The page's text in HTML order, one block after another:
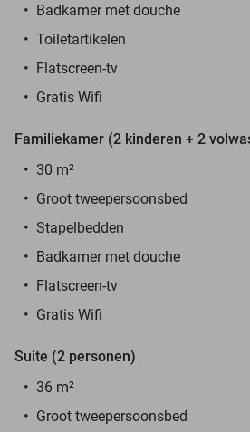
Badkamer met douche
Toiletartikelen
Flatscreen-tv
Gratis Wifi
Familiekamer (2 kinderen + 2
30 m²
Groot tweepersoonsbed
Stapelbedden
Badkamer met douche
Flatscreen-tv
Gratis Wifi
Suite (2 personen)
36 m²
Groot tweepersoonsbed